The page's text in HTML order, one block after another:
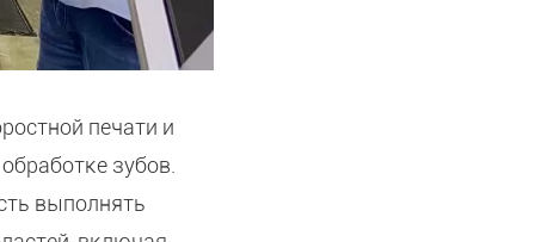
печати и
зубов.
выполнять